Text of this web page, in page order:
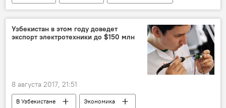
Абхазия
Владимир Путин
Рауль Хаджимба
Узбекистан в этом году доведет
экспорт электротехники до $150 млн
8 августа 2017, 21:51
В Узбекистане
Экономика